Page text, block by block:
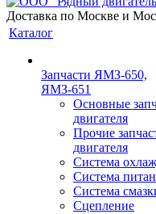
Доставка по Москве и
Каталог
Запчасти ЯМЗ-650,
ЯМЗ-651
Основные
двигателя
Прочие
двигателя
Система
Система
Система
Сцепление